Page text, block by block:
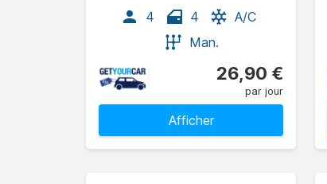
4 4
A/C
Man.
26,90 €
par jour
Afficher